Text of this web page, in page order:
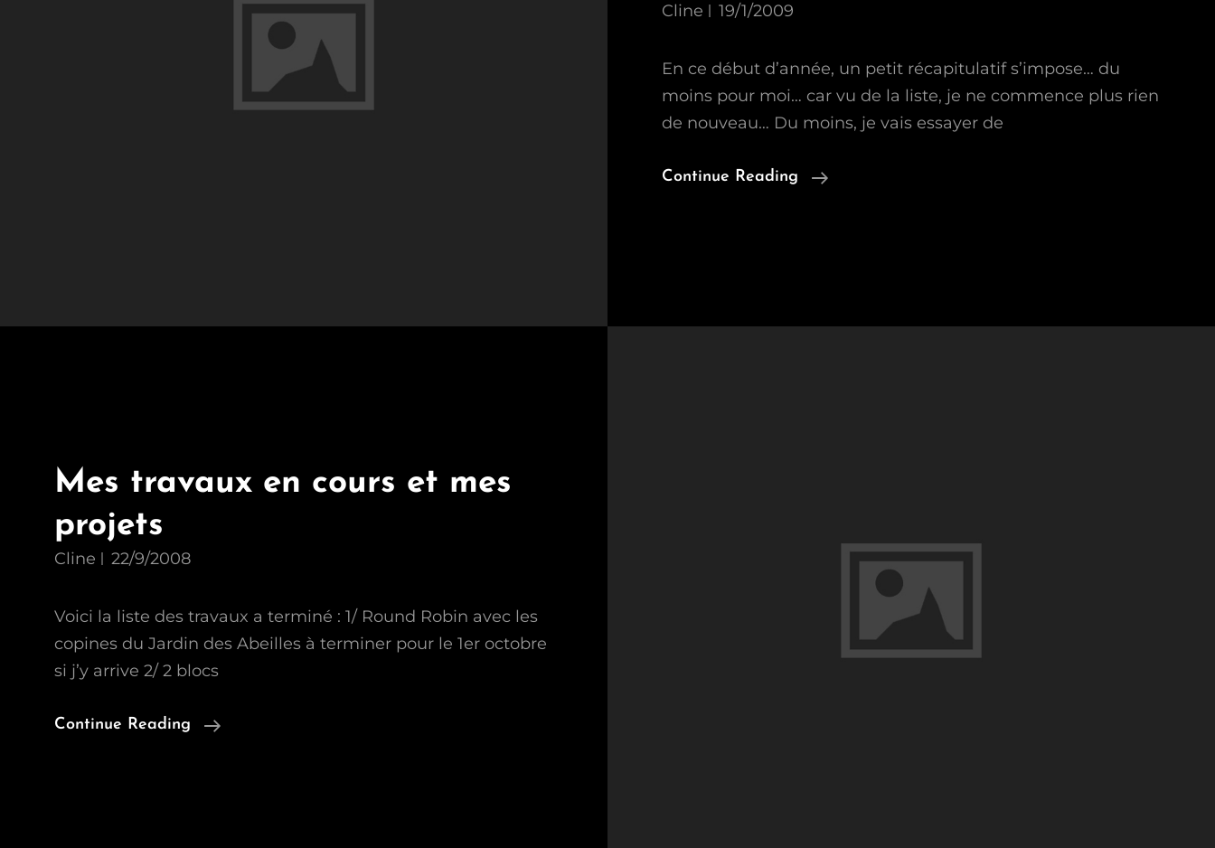
Cline 19/1/2009
En ce début d’année, un petit récapitulatif s’impose… du
moins pour moi… car vu de la liste, je ne commence plus rien
de nouveau… Du moins, je vais essayer de
Continue Reading
Mise
Mes travaux en cours et mes
projets
Cline 22/9/2008
Voici la liste des travaux a terminé : 1/ Round Robin avec les
copines du Jardin des Abeilles à terminer pour le 1er octobre
si j’y arrive 2/ 2 blocs
Continue Reading
Mes